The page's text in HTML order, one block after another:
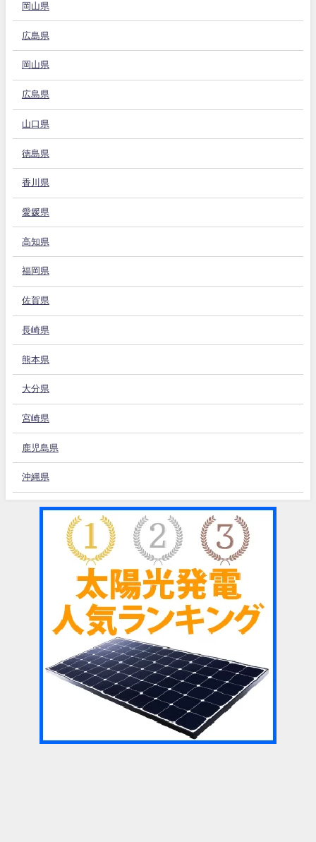
岡山県
広島県
岡山県
広島県
山口県
徳島県
香川県
愛媛県
高知県
福岡県
佐賀県
長崎県
熊本県
大分県
宮崎県
鹿児島県
沖縄県